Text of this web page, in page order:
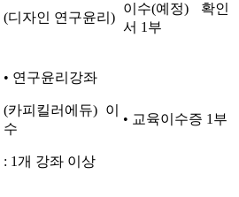
(디자인 연구윤리)
이수(예정) 확인
서 1부
• 연구윤리강좌
(카피킬러에듀) 이
수
: 1개 강좌 이상
• 교육이수증 1부